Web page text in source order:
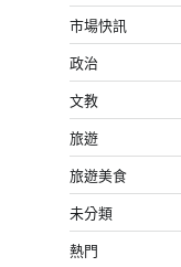
市場快訊
政治
文教
旅遊
旅遊美食
未分類
熱門